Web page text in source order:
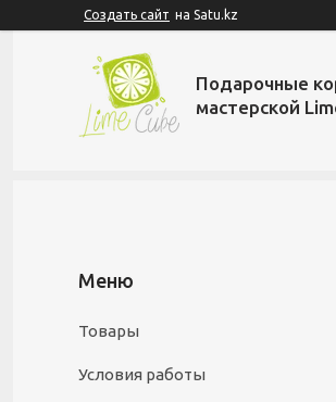
Создать сайт на Satu.kz
Подарочные
мастерской
Товары
Условия работы